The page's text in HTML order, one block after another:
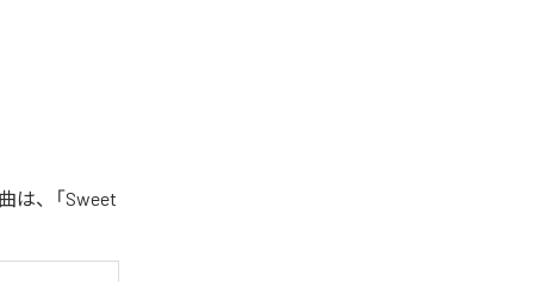
は、「Sweet